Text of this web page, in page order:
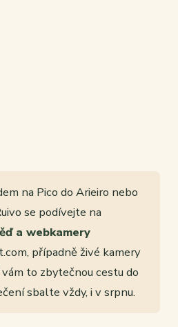
na Pico do Arieiro nebo
se podívejte na
a webkamery
případně živé kamery
to zbytečnou cestu do
sbalte vždy, i v srpnu.